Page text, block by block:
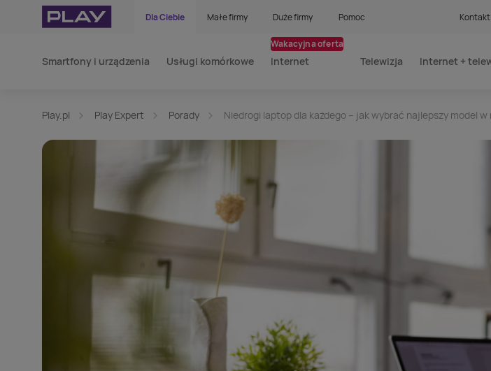
Dla Ciebie Małe firmy Duże firmy Pomoc Kontakt
Smartfony i urządzenia Usługi komórkowe Internet
Wakacyjna oferta
Telewizja Internet +
Play.pl Play Expert Porady Niedrogi laptop dla każdego – jak wybrać najlepszy model